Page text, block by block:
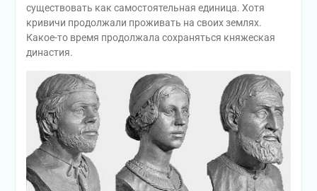
существовать как самостоятельная единица. Хотя
кривичи продолжали проживать на своих землях.
Какое-то время продолжала сохраняться княжеская
династия.